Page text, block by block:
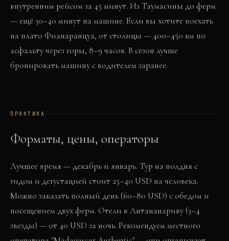
внутренним рейсом за 45 минут. Из Таумасины до ферм
— ещё 30–40 минут на машине. Если вы хотите поехать
на плато Фианаранцуа, от столицы — 400–450 км по
асфальту через горы, 8–9 часов. В сезон лучше
бронировать машину с водителем заранее.
ПРАКТИКА
Форматы, цены, операторы
Лучшее время — декабрь и январь. Тур на полдня с
гидом и дегустацией стоит 25–40 USD на человека.
Можно заказать полный день (60–80 USD) с обедом и
посещением двух ферм. Отели в Антананариву (3–4
звезды) — от 40 USD за ночь. Рекомендуем местного